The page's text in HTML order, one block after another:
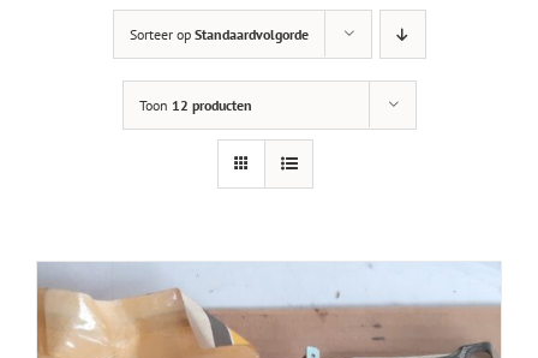
Sorteer op Standaardvolgorde
Toon 12 producten